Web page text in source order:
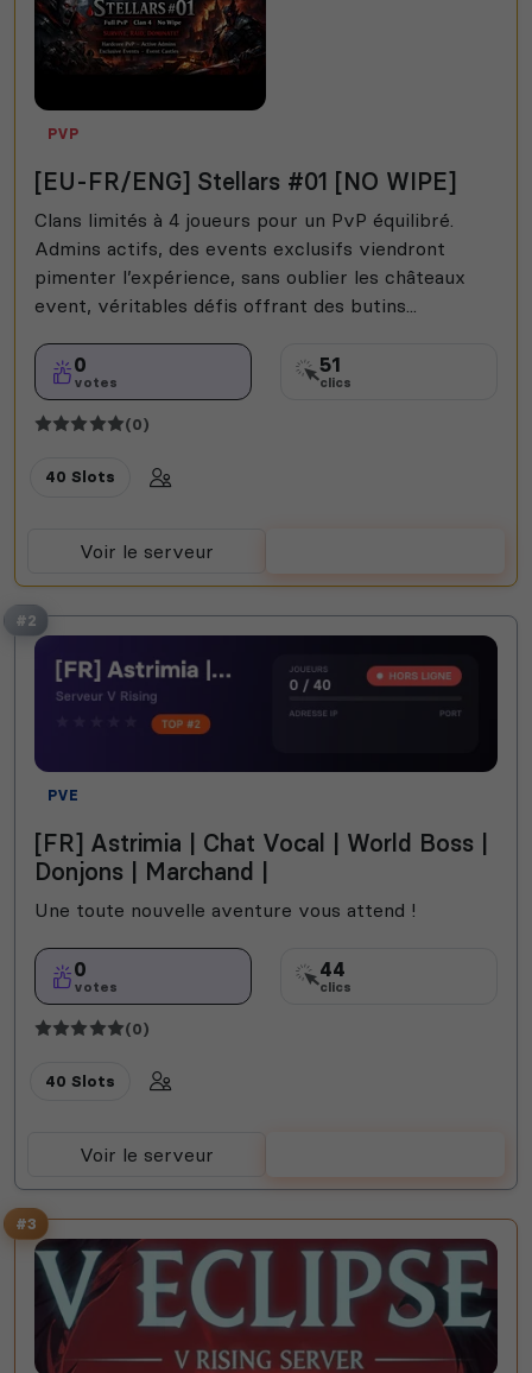
PVP
[EU-FR/ENG] Stellars #01 [NO WIPE]
Clans limités à 4 joueurs pour un PvP équilibré.
Admins actifs, des events exclusifs viendront
pimenter l’expérience, sans oublier les châteaux
event, véritables défis offrant des butins...
0
votes
51
clics
(0)
40 Slots
Voir le serveur
#2
PVE
[FR] Astrimia | Chat Vocal | World Boss |
Donjons | Marchand |
Une toute nouvelle aventure vous attend !
0
votes
44
clics
(0)
40 Slots
Voir le serveur
#3